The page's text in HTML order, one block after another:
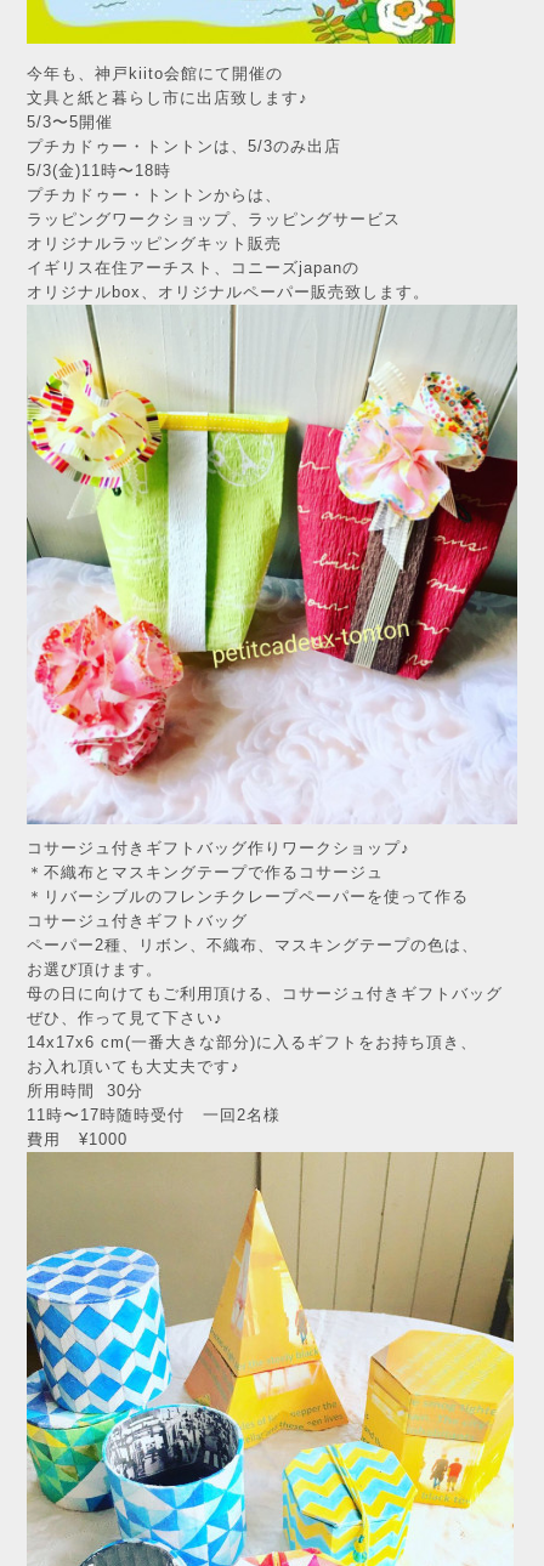
今年も、神戸kiito会館にて開催の
文具と紙と暮らし市に出店致します♪
5/3〜5開催
プチカドゥー・トントンは、5/3のみ出店
5/3(金)11時〜18時
プチカドゥー・トントンからは、
ラッピングワークショップ、ラッピングサービス
オリジナルラッピングキット販売
イギリス在住アーチスト、コニーズjapanの
オリジナルbox、オリジナルペーパー販売致します。
コサージュ付きギフトバッグ作りワークショップ♪
＊不織布とマスキングテープで作るコサージュ
＊リバーシブルのフレンチクレープペーパーを使って作る
コサージュ付きギフトバッグ
ペーパー2種、リボン、不織布、マスキングテープの色は、
お選び頂けます。
母の日に向けてもご利用頂ける、コサージュ付きギフトバッグ
ぜひ、作って見て下さい♪
14x17x6 cm(一番大きな部分)に入るギフトをお持ち頂き、
お入れ頂いても大丈夫です♪
所用時間 30分
11時〜17時随時受付 一回2名様
費用 ¥1000